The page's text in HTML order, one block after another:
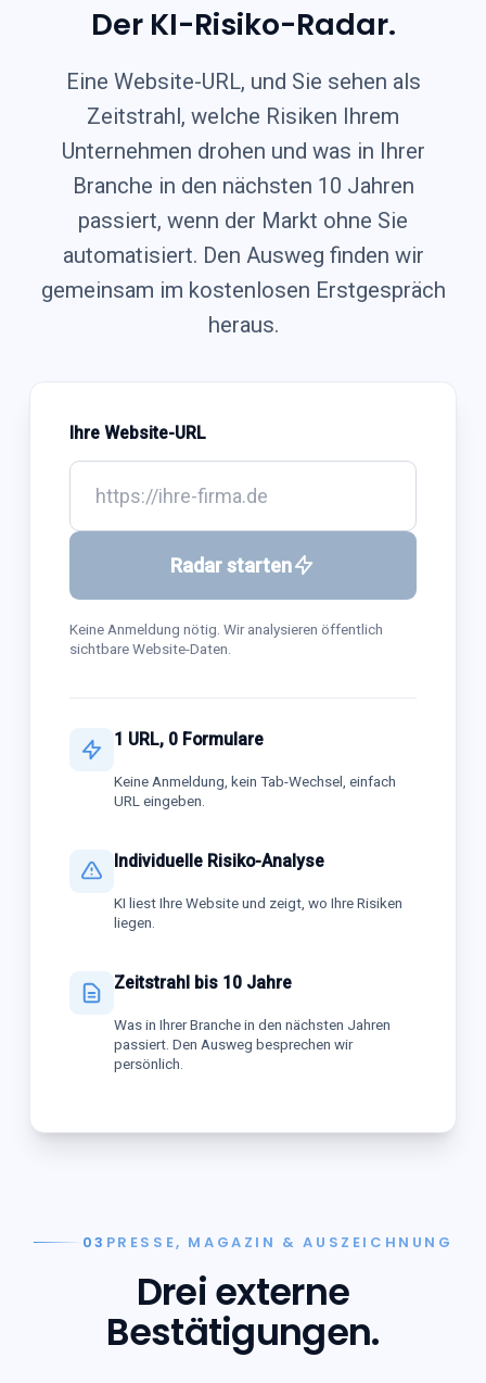
Der KI-Risiko-Radar.
Eine Website-URL, und Sie sehen als
Zeitstrahl, welche Risiken Ihrem
Unternehmen drohen und was in Ihrer
Branche in den nächsten 10 Jahren
passiert, wenn der Markt ohne Sie
automatisiert. Den Ausweg finden wir
gemeinsam im kostenlosen Erstgespräch
heraus.
Ihre Website-URL
Radar starten
Keine Anmeldung nötig. Wir analysieren öffentlich
sichtbare Website-Daten.
1 URL, 0 Formulare
Keine Anmeldung, kein Tab-Wechsel, einfach
URL eingeben.
Individuelle Risiko-Analyse
KI liest Ihre Website und zeigt, wo Ihre Risiken
liegen.
Zeitstrahl bis 10 Jahre
Was in Ihrer Branche in den nächsten Jahren
passiert. Den Ausweg besprechen wir
persönlich.
03 PRESSE, MAGAZIN & AUSZEICHNUNG
Drei externe
Bestätigungen.